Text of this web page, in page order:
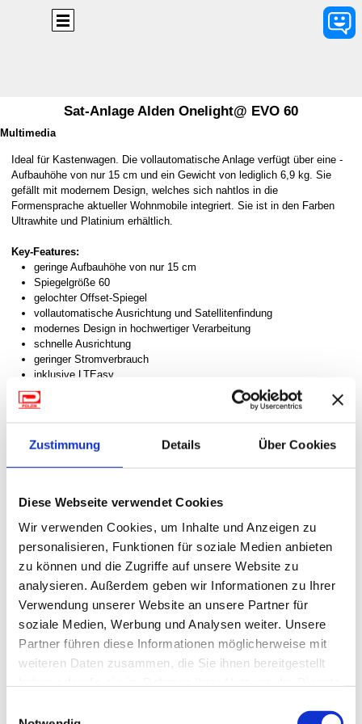
Zustimmung Details Über Cookies
Diese Webseite verwendet Cookies
Wir verwenden Cookies, um Inhalte und Anzeigen zu
personalisieren, Funktionen für soziale Medien anbieten
zu können und die Zugriffe auf unsere Website zu
analysieren. Außerdem geben wir Informationen zu Ihrer
Verwendung unserer Website an unsere Partner für
soziale Medien, Werbung und Analysen weiter. Unsere
Partner führen diese Informationen möglicherweise mit
weiteren Daten zusammen, die Sie ihnen bereitgestellt
Direkt zum Seiteninhalt
Sat-Anlage Alden Onelight@ EVO 60
Multimedia
Ideal für Kastenwagen. Die vollautomatische Anlage verfügt über eine ­
Aufbauhöhe von nur 15 cm und ein Gewicht von lediglich 6,9 kg. Sie
gefällt mit modernem Design, welches sich nahtlos in die
Formensprache aktueller Wohnmobile integriert. Sie ist in den Farben
Ultrawhite und Platinium erhältlich.
Key-Features:
geringe Aufbauhöhe von nur 15 cm
Spiegelgröße 60
gelochter Offset-Spiegel
vollautomatische Ausrichtung und Satellitenfindung
modernes Design in hochwertiger Verarbeitung
schnelle Ausrichtung
geringer Stromverbrauch
inklusive LTEasy
Maße L 68 x B 60 x H 15 cm
Gewicht 6,9 kg
Alu-Montageplatte, Außeneinheit, S.S.C.® HD-Steuermodul,
Montagematerial, Anschlusskabel
LTEasy
Für alle, die neben perfektem Satellitenempfang auch Wert auf eine
Mobilfunkverbindung im Reisemobil oder Caravan ­legen, entwickelte ­
ALDEN das LTE-Ready System. LTEasy ist ideal zur Nutzung des ­
vollen Funktionsumfangs von ALDEN Smart-TVs.
Achtung: Das LTEasy System ist nicht einzeln erhältlich, sondern
Onelight@ 60 HD EVO-SerieS.S.C.® HD-Steuermodul. Für die
Verwendung von LTEasy benötigt man zusätzlich ein Router.